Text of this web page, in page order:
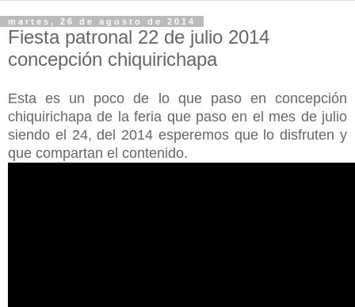
martes, 26 de agosto de 2014
Fiesta patronal 22 de julio 2014
concepción chiquirichapa
Esta es un poco de lo que paso en concepción
chiquirichapa de la feria que paso en el mes de julio
siendo el 24, del 2014 esperemos que lo disfruten y
que compartan el contenido.